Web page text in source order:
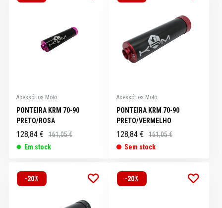
Acessórios Moto
PONTEIRA KRM 70-90
PRETO/ROSA
128,84 €
161,05 €
Em stock
Acessórios Moto
PONTEIRA KRM 70-90
PRETO/VERMELHO
128,84 €
161,05 €
Sem stock
-20% -20%